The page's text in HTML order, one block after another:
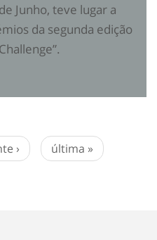
Junho, teve lugar a
da segunda edição
› última »